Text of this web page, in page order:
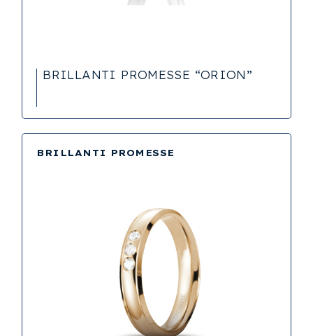
BRILLANTI PROMESSE “ORION”
BRILLANTI PROMESSE